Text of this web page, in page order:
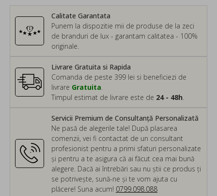
Calitate Garantata
Punem la dispozitie mii de produse de la zeci
de branduri de lux - garantam calitatea - 100%
originale.
Servicii Premium de Consultanță Personalizată
Ne pasă de alegerile tale! După plasarea
comenzii, vei fi contactat de un consultant
profesionist pentru a primi sfaturi personalizate
și pentru a te asigura că ai făcut cea mai bună
alegere. Dacă ai întrebări sau nu știi ce produs ți
se potrivește, sună-ne și te vom ajuta cu
plăcere! Suna acum! 0799.098.088
Livrare Gratuita si Rapida
Comanda de peste 399 lei si beneficiezi de
livrare Gratuita
Timpul estimat de livrare este de 24 - 48h